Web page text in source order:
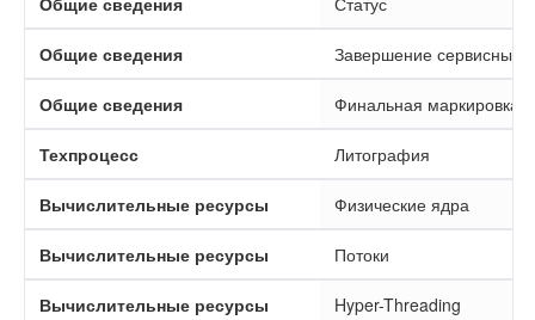
Общие сведения Завершение сервисных
Общие сведения Финальная маркировка
Техпроцесс Литография
Вычислительные ресурсы Физические ядра
Вычислительные ресурсы Потоки
Вычислительные ресурсы Hyper-Threading